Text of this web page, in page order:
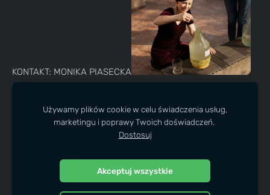
KONTAKT: MONIKA PIASECKA
TELEFON: +48 730 243 695
Najlepsze warsztaty w destylarni olejków eterycznych i
Używamy plików cookie w celu świadczenia usług,
marketingu i poprawy Twoich doświadczeń.
Dostosuj
Akceptuj wszystkie